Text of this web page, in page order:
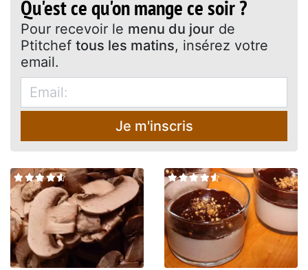
Qu'est ce qu'on mange ce soir ?
Pour recevoir le menu du jour de
Ptitchef tous les matins, insérez votre
email.
Je m'inscris